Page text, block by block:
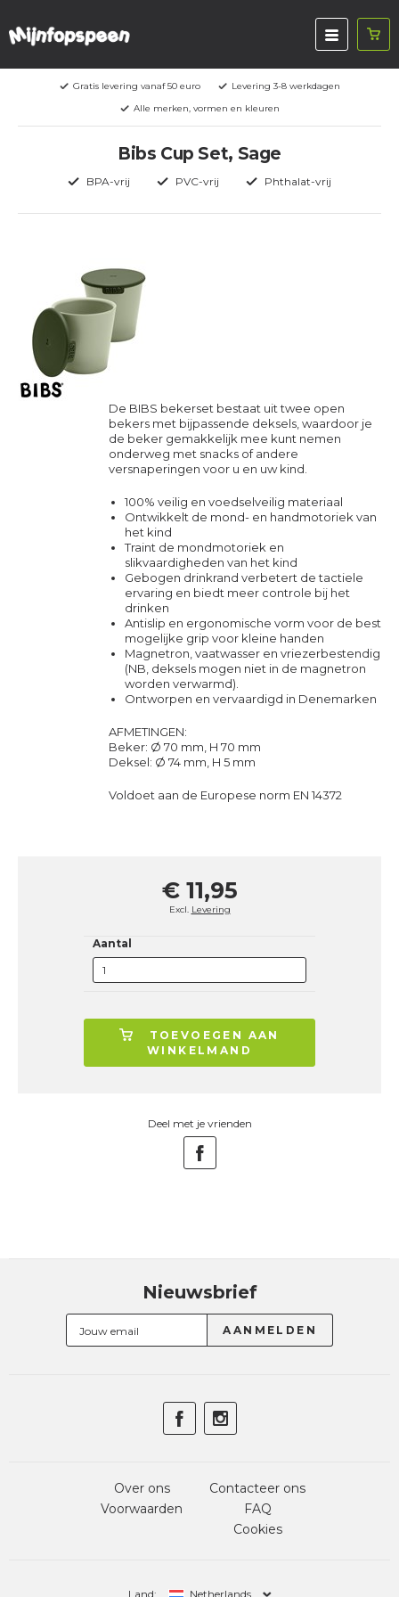
Gratis levering vanaf 50 euro
Levering 3-8 werkdagen
Alle merken, vormen en kleuren
Bibs Cup Set, Sage
BPA-vrij PVC-vrij Phthalat-vrij
De BIBS bekerset bestaat uit twee open
bekers met bijpassende deksels, waardoor je
de beker gemakkelijk mee kunt nemen
onderweg met snacks of andere
versnaperingen voor u en uw kind.
100% veilig en voedselveilig materiaal
Ontwikkelt de mond- en handmotoriek van
het kind
Traint de mondmotoriek en
slikvaardigheden van het kind
Gebogen drinkrand verbetert de tactiele
ervaring en biedt meer controle bij het
drinken
Antislip en ergonomische vorm voor de best
mogelijke grip voor kleine handen
Magnetron, vaatwasser en vriezerbestendig
(NB, deksels mogen niet in de magnetron
worden verwarmd).
Ontworpen en vervaardigd in Denemarken
AFMETINGEN:
Beker: Ø 70 mm, H 70 mm
Deksel: Ø 74 mm, H 5 mm
Voldoet aan de Europese norm EN 14372
€ 11,95
Excl. Levering
Aantal
TOEVOEGEN AAN
WINKELMAND
Deel met je vrienden
Nieuwsbrief
Over ons
Voorwaarden
Contacteer ons
FAQ
Cookies
Land: Netherlands